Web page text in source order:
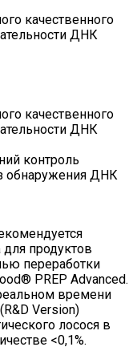
качественного
ДНК
качественного
ДНК
контроль
обнаружения ДНК
для продуктов
переработки
PREP Advanced.
времени
Version)
лосося в
<0,1%.